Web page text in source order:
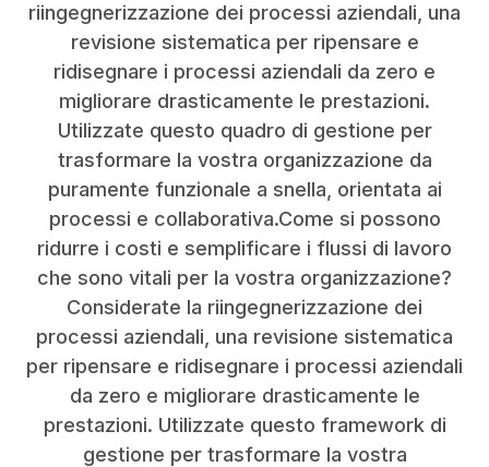
riingegnerizzazione dei processi aziendali, una
revisione sistematica per ripensare e
ridisegnare i processi aziendali da zero e
migliorare drasticamente le prestazioni.
Utilizzate questo quadro di gestione per
trasformare la vostra organizzazione da
puramente funzionale a snella, orientata ai
processi e collaborativa.Come si possono
ridurre i costi e semplificare i flussi di lavoro
che sono vitali per la vostra organizzazione?
Considerate la riingegnerizzazione dei
processi aziendali, una revisione sistematica
per ripensare e ridisegnare i processi aziendali
da zero e migliorare drasticamente le
prestazioni. Utilizzate questo framework di
gestione per trasformare la vostra